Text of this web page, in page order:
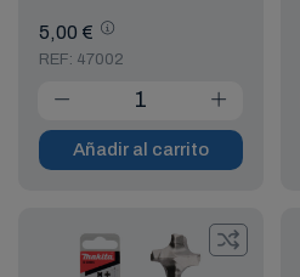
5,00 €
REF: 47002
Añadir al carrito